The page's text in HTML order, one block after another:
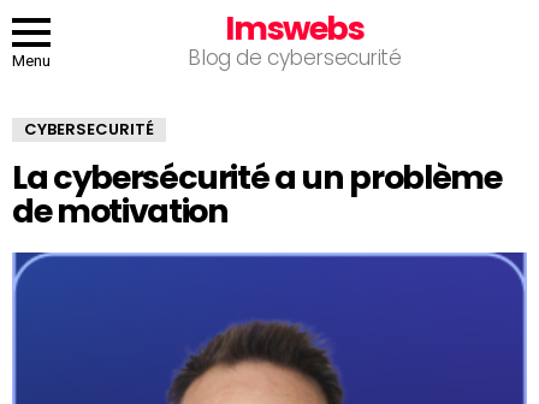
Menu
Imswebs
Blog de cybersecurité
CYBERSECURITÉ
La cybersécurité a un problème
de motivation